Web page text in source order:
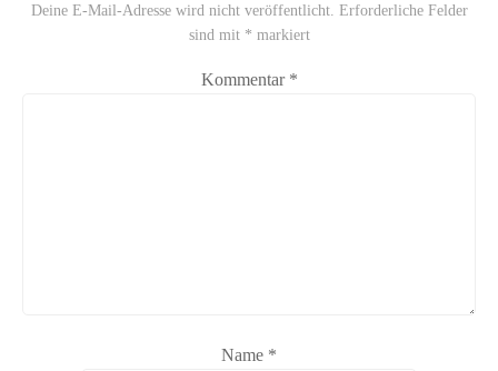
Deine E-Mail-Adresse wird nicht veröffentlicht. Erforderliche Felder
sind mit * markiert
Kommentar *
Name *